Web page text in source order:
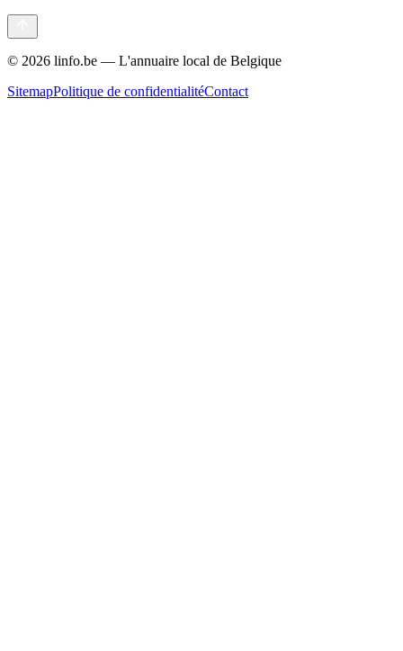
© 2026 linfo.be — L'annuaire local de Belgique
SitemapPolitique de confidentialitéContact